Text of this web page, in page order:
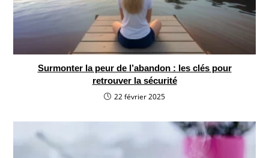
Surmonter la peur de l’abandon : les clés pour
retrouver la sécurité
22 février 2025